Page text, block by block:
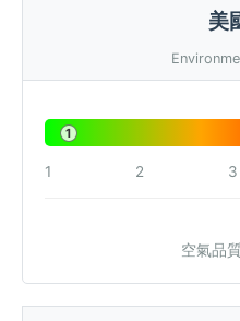
美
1
1 2 3
空氣品